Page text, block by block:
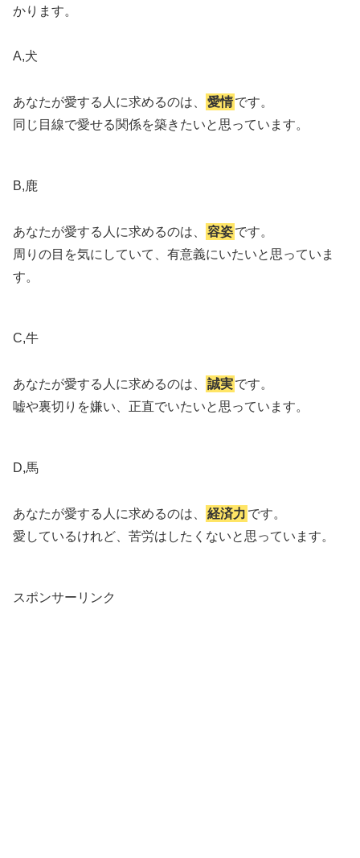
かります。
A,犬
あなたが愛する人に求めるのは、 愛情です。
同じ目線で愛せる関係を築きたいと思っています。
B,鹿
あなたが愛する人に求めるのは、 容姿です。
周りの目を気にしていて、有意義にいたいと思っていま
す。
C,牛
あなたが愛する人に求めるのは、 誠実です。
嘘や裏切りを嫌い、正直でいたいと思っています。
D,馬
あなたが愛する人に求めるのは、 経済力 です。
愛しているけれど、苦労はしたくないと思っています。
スポンサーリンク